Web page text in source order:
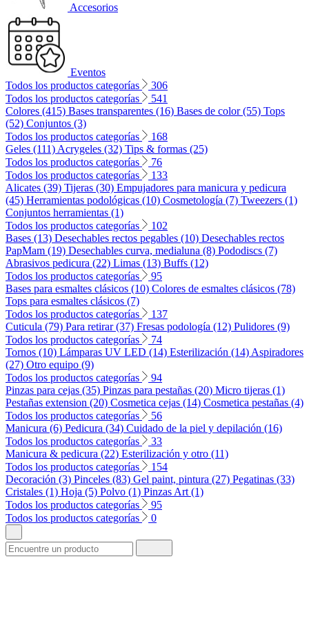
Accesorios
Eventos
Todos los productos categorías
306
Todos los productos categorías
541
Colores (415) Bases transparentes (16) Bases de color (55) Tops
(52) Conjuntos (3)
Todos los productos categorías
168
Geles (111) Acrygeles (32) Tips & formas (25)
Todos los productos categorías
76
Todos los productos categorías
133
Alicates (39) Tijeras (30) Empujadores para manicura y pedicura
(45) Herramientas podológicas (10) Cosmetología (7) Tweezers (1)
Conjuntos herramientas (1)
Todos los productos categorías
102
Bases (13) Desechables rectos pegables (10) Desechables rectos
PapMam (19) Desechables curva, medialuna (8) Pododiscs (7)
Abrasivos pedicura (22) Limas (13) Buffs (12)
Todos los productos categorías
95
Bases para esmaltes clásicos (10) Colores de esmaltes clásicos (78)
Tops para esmaltes clásicos (7)
Todos los productos categorías
137
Cuticula (79) Para retirar (37) Fresas podología (12) Pulidores (9)
Todos los productos categorías
74
Tornos (10) Lámparas UV LED (14) Esterilización (14) Aspiradores
(27) Otro equipo (9)
Todos los productos categorías
94
Pinzas para cejas (35) Pinzas para pestañas (20) Micro tijeras (1)
Pestañas extension (20) Cosmetica cejas (14) Cosmetica pestañas (4)
Todos los productos categorías
56
Manicura (6) Pedicura (34) Cuidado de la piel y depilación (16)
Todos los productos categorías
33
Manicura & pedicura (22) Esterilización y otro (11)
Todos los productos categorías
154
Decoración (3) Pinceles (83) Gel paint, pintura (27) Pegatinas (33)
Cristales (1) Hoja (5) Polvo (1) Pinzas Art (1)
Todos los productos categorías
95
Todos los productos categorías
0